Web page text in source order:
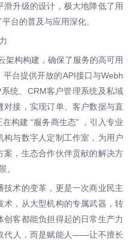
升级的设计，极大地降低了用
台的普及与应用深化。
架构构建，确保了服务的高可用
台提供开放的API接口与Webh
统、CRM客户管理系统及私域
接，实现订单、客户数据与直
构建 “服务商生态” ，引入专业
与数字人定制工作室，为用户
，生态合作伙伴贡献的解决方
。
技术的变革，更是一次商业民主
，从大型机构的专属武器，转
客都能负担得起的日常生产力
代人，而是赋能人——让不擅长